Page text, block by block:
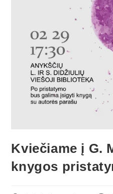
Kviečiame į G.
knygos